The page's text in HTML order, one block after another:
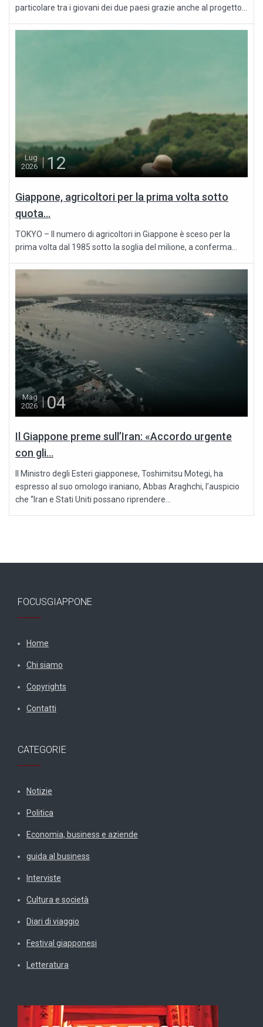
particolare tra i giovani dei due paesi grazie anche al progetto...
Lug
2026
12
Giappone, agricoltori per la prima volta sotto
quota...
TOKYO – Il numero di agricoltori in Giappone è sceso per la
prima volta dal 1985 sotto la soglia del milione, a conferma...
Mag
2026
04
Il Giappone preme sull’Iran: «Accordo urgente
con gli...
Il Ministro degli Esteri giapponese, Toshimitsu Motegi, ha
espresso al suo omologo iraniano, Abbas Araghchi, l’auspicio
che “Iran e Stati Uniti possano riprendere...
FOCUSGIAPPONE
Home
Chi siamo
Copyrights
Contatti
CATEGORIE
Notizie
Politica
Economia, business e aziende
guida al business
Interviste
Cultura e società
Diari di viaggio
Festival giapponesi
Letteratura